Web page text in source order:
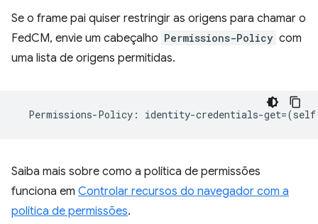
Se o frame pai quiser restringir as origens para chamar o
FedCM, envie um cabeçalho Permissions-Policy com
uma lista de origens permitidas.
Permissions-Policy : identity-credentials-get=(self
Saiba mais sobre como a política de permissões
funciona em Controlar recursos do navegador com a
política de permissões.